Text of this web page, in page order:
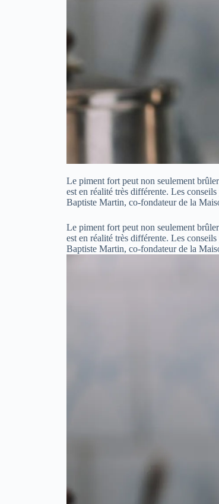
Le piment fort peut non seulement
est en réalité très différente. Les
Baptiste Martin, co-fondateur de la
Le piment fort peut non seulement
est en réalité très différente. Les
Baptiste Martin, co-fondateur de la